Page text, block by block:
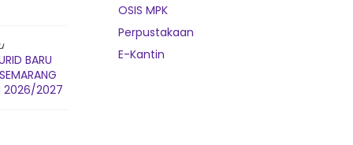
BARU
2026/2027
OSIS MPK
Perpustakaan
E-Kantin